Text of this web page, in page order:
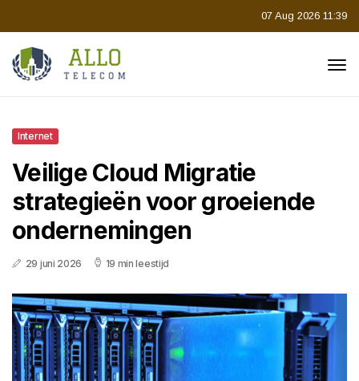
07 Aug 2026 11:39
Internet
Veilige Cloud Migratie
strategieën voor groeiende
ondernemingen
29 juni 2026 19 min leestijd